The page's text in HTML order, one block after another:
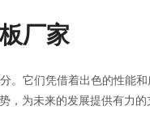
厂家
它们凭借着出色的性能
为未来的发展提供有力的